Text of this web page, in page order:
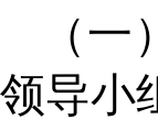
（
领导小